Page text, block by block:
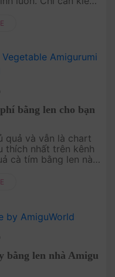
bằng len cho bạn
quả và vẫn là chart
thích nhất trên kênh
cà tím bằng len này
bằng len nhà Amigu